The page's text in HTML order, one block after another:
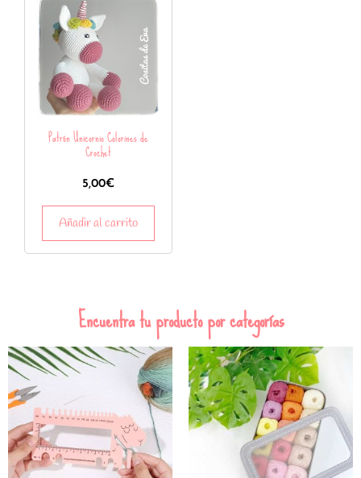
Patrón Unicornio Colorines de
Crochet
5,00€
Añadir al carrito
Encuentra tu producto por categorías